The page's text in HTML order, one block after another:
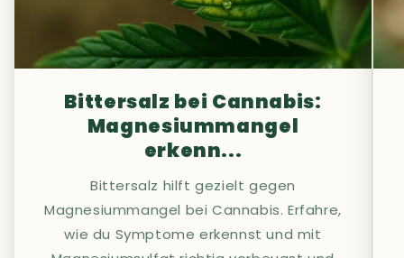
Bittersalz bei Cannabis:
Magnesiummangel
erkenn...
Bittersalz hilft gezielt gegen
Magnesiummangel bei Cannabis. Erfahre,
wie du Symptome erkennst und mit